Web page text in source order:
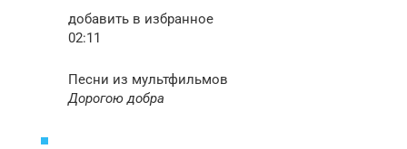
добавить в избранное
02:11
Песни из мультфильмов
Дорогою добра